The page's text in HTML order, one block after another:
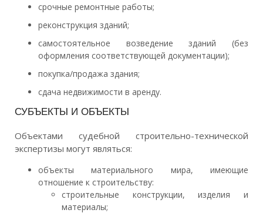
срочные ремонтные работы;
реконструкция зданий;
самостоятельное возведение зданий (без
оформления соответствующей документации);
покупка/продажа здания;
сдача недвижимости в аренду.
СУБЪЕКТЫ И ОБЪЕКТЫ
Объектами судебной строительно-технической
экспертизы могут являться:
объекты материального мира, имеющие
отношение к строительству:
строительные конструкции, изделия и
материалы;